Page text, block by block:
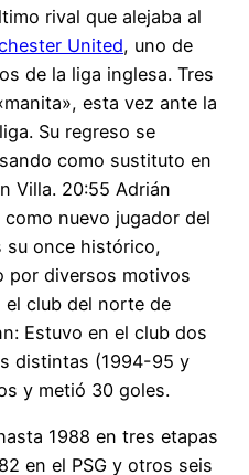
rival que alejaba al
United, uno de
de la liga inglesa. Tres
esta vez ante la
Su regreso se
como sustituto en
Villa. 20:55 Adrián
nuevo jugador del
su once histórico,
por diversos motivos
el club del norte de
Estuvo en el club dos
distintas (1994-95 y
y metió 30 goles.
1988 en tres etapas
en el PSG y otros seis